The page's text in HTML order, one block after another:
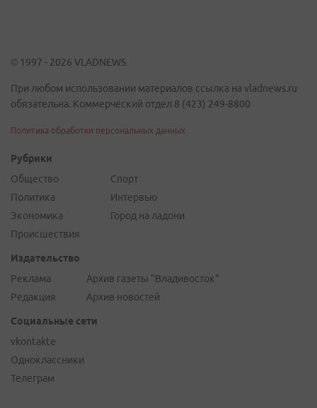
© 1997 - 2026 VLADNEWS
При любом использовании материалов ссылка на vladnews.ru
обязательна. Коммерческий отдел 8 (423) 249-8800
Политика обработки персональных данных
Рубрики
Общество
Политика
Экономика
Происшествия
Спорт
Интервью
Город на ладони
Издательство
Реклама
Редакция
Архив газеты "Владивосток"
Архив новостей
Социальные сети
vkontakte
Одноклассники
Телеграм